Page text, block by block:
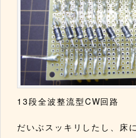
13段全波整流型CW回路
だいぶスッキリしたし、床